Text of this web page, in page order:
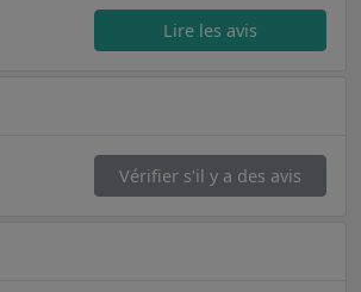
Lire les avis
Vérifier s'il y a des avis